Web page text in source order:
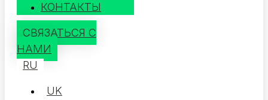
КОНТАКТЫ
СВЯЗАТЬСЯ С
НАМИ
RU
UK